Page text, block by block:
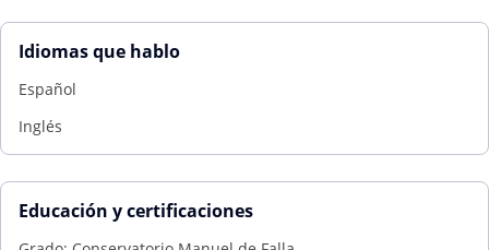
Idiomas que hablo
Español
Inglés
Educación y certificaciones